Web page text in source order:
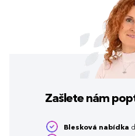
Zašlete nám
Blesková nabídka